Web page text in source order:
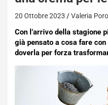
20 Ottobre 2023 Valeria
Con l’arrivo della stagione
già pensato a cosa fare
doverla per forza